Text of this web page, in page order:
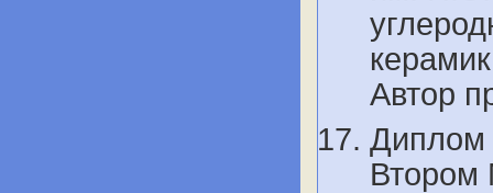
Автор
Диплом
Втором